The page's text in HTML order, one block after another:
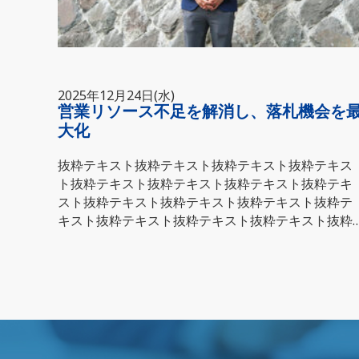
2025年12月24日(水)
営業リソース不足を解消し、落札機会を
大化
抜粋テキスト抜粋テキスト抜粋テキスト抜粋テキス
ト抜粋テキスト抜粋テキスト抜粋テキスト抜粋テキ
スト抜粋テキスト抜粋テキスト抜粋テキスト抜粋テ
キスト抜粋テキスト抜粋テキスト抜粋テキスト抜粋